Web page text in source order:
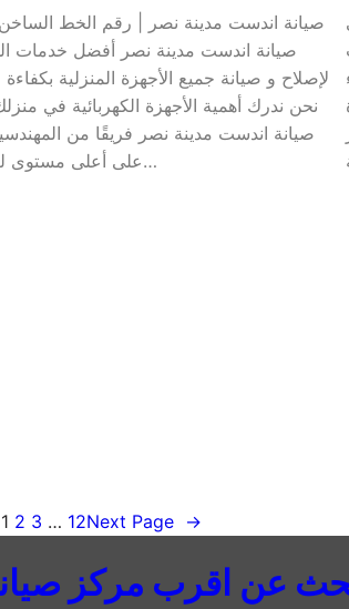
صيانة اندست مدينة نصر | رقم الخط الساخن
صيانة اندست مدينة نصر أفضل خدمات
لإصلاح و صيانة جميع الأجهزة المنزلية
نحن ندرك أهمية الأجهزة الكهربائية في
صيانة اندست مدينة نصر فريقًا من
على أعلى مستوى لضمان عودة أجهزتك…
1 2 3 … 12Next Page →
عن اقرب مركز